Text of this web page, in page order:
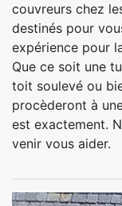
couvreurs chez
destinés pour
expérience pour
Que ce soit une
toit soulevé ou
procèderont à
est exactement.
venir vous aider.